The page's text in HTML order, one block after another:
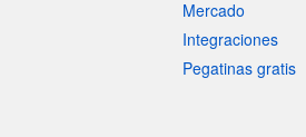
Mercado
Integraciones
Pegatinas gratis